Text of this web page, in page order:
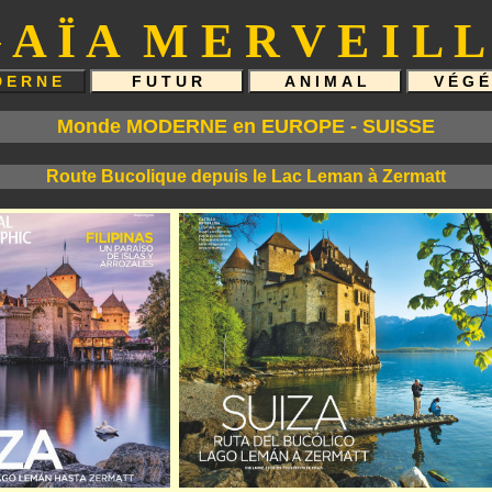
A Ï A M E R V E I L L
Monde MODERNE en EUROPE - SUISSE
Route Bucolique depuis le Lac Leman à Zermatt